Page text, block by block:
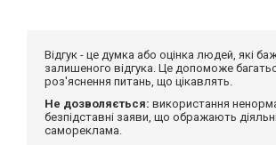
Відгук - це думка або оцінка людей, які
залишеного відгука. Це допоможе
роз'яснення питань, що цікавлять.
Не дозволяється: використання
безпідставні заяви, що ображають
самореклама.